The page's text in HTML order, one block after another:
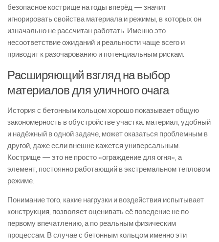
безопасное кострище на годы вперёд — значит
игнорировать свойства материала и режимы, в которых он
изначально не рассчитан работать. Именно это
несоответствие ожиданий и реальности чаще всего и
приводит к разочарованию и потенциальным рискам.
Расширяющий взгляд на выбор
материалов для уличного очага
История с бетонным кольцом хорошо показывает общую
закономерность в обустройстве участка: материал, удобный
и надёжный в одной задаче, может оказаться проблемным в
другой, даже если внешне кажется универсальным.
Кострище — это не просто «ограждение для огня», а
элемент, постоянно работающий в экстремальном тепловом
режиме.
Понимание того, какие нагрузки и воздействия испытывает
конструкция, позволяет оценивать её поведение не по
первому впечатлению, а по реальным физическим
процессам. В случае с бетонным кольцом именно эти